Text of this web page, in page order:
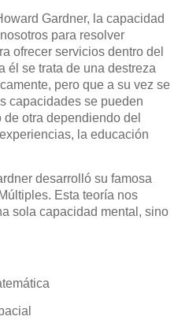
Gardner, la capacidad
para resolver
ofrecer servicios dentro del
él se trata de una destreza
pero que a su vez se
capacidades se pueden
otra dependiendo del
la educación
desarrolló su famosa
Esta teoría nos
sola capacidad mental, sino